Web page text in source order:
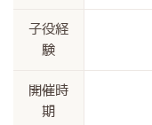
子役経
験
開催時
期